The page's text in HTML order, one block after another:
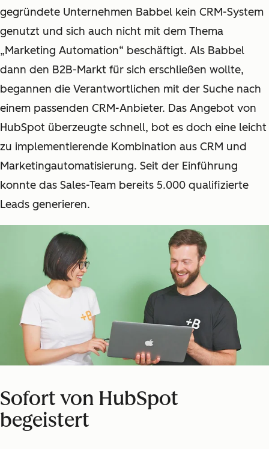
gegründete Unternehmen Babbel kein CRM-System
genutzt und sich auch nicht mit dem Thema
„Marketing Automation“ beschäftigt. Als Babbel
dann den B2B-Markt für sich erschließen wollte,
begannen die Verantwortlichen mit der Suche nach
einem passenden CRM-Anbieter. Das Angebot von
HubSpot überzeugte schnell, bot es doch eine leicht
zu implementierende Kombination aus CRM und
Marketingautomatisierung. Seit der Einführung
konnte das Sales-Team bereits 5.000 qualifizierte
Leads generieren.
Sofort von HubSpot
begeistert